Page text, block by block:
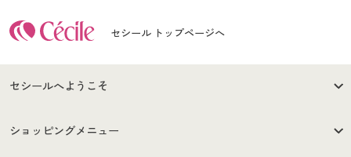
セシール トップページへ
セシールへようこそ
はじめての方へ
ショッピングメニュー